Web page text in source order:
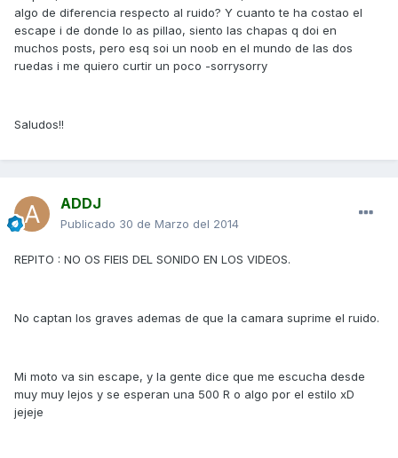
algo de diferencia respecto al ruido? Y cuanto te ha costao el
escape i de donde lo as pillao, siento las chapas q doi en
muchos posts, pero esq soi un noob en el mundo de las dos
ruedas i me quiero curtir un poco -sorrysorry
Saludos!!
ADDJ
Publicado 30 de Marzo del 2014
REPITO : NO OS FIEIS DEL SONIDO EN LOS VIDEOS.
No captan los graves ademas de que la camara suprime el ruido.
Mi moto va sin escape, y la gente dice que me escucha desde
muy muy lejos y se esperan una 500 R o algo por el estilo xD
jejeje